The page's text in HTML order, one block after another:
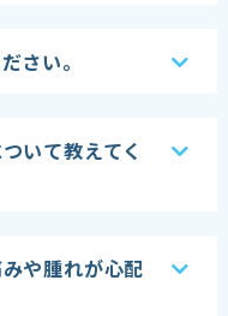
さい。
いて教えてく
や腫れが心配